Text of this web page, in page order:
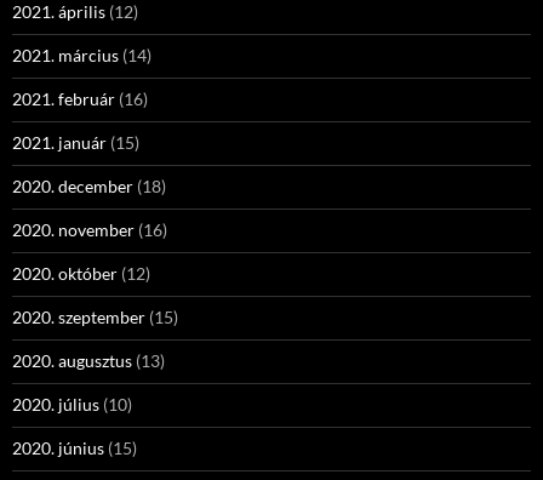
2021. április (12)
2021. március (14)
2021. február (16)
2021. január (15)
2020. december (18)
2020. november (16)
2020. október (12)
2020. szeptember (15)
2020. augusztus (13)
2020. július (10)
2020. június (15)